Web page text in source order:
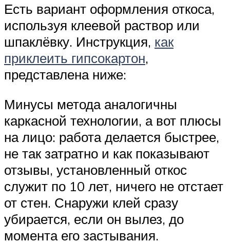
Есть вариант оформления откоса,
используя клеевой раствор или
шпаклёвку. Инструкция, как
приклеить гипсокартон,
представлена ниже:
Минусы метода аналогичны
каркасной технологии, а вот плюсы
на лицо: работа делается быстрее,
не так затратно и как показывают
отзывы, установленный откос
служит по 10 лет, ничего не отстает
от стен. Снаружи клей сразу
убирается, если он вылез, до
момента его застывания.